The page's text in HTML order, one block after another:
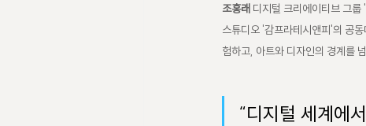
조홍래 디지털 크리에이티브 그
스튜디오 '감프라테시앤피'의 공
험하고, 아트와 디자인의 경계를
“디지털 세계에